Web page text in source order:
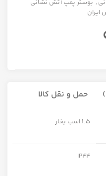
, بوستر پمپ آتش نشانی
حمل و نقل کالا
1.5 اسب بخار
IP44